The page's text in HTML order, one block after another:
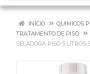
INÍCIO
QUIMICOS
TRATAMENTO DE PISO
SELADORA PISO 5 LITROS